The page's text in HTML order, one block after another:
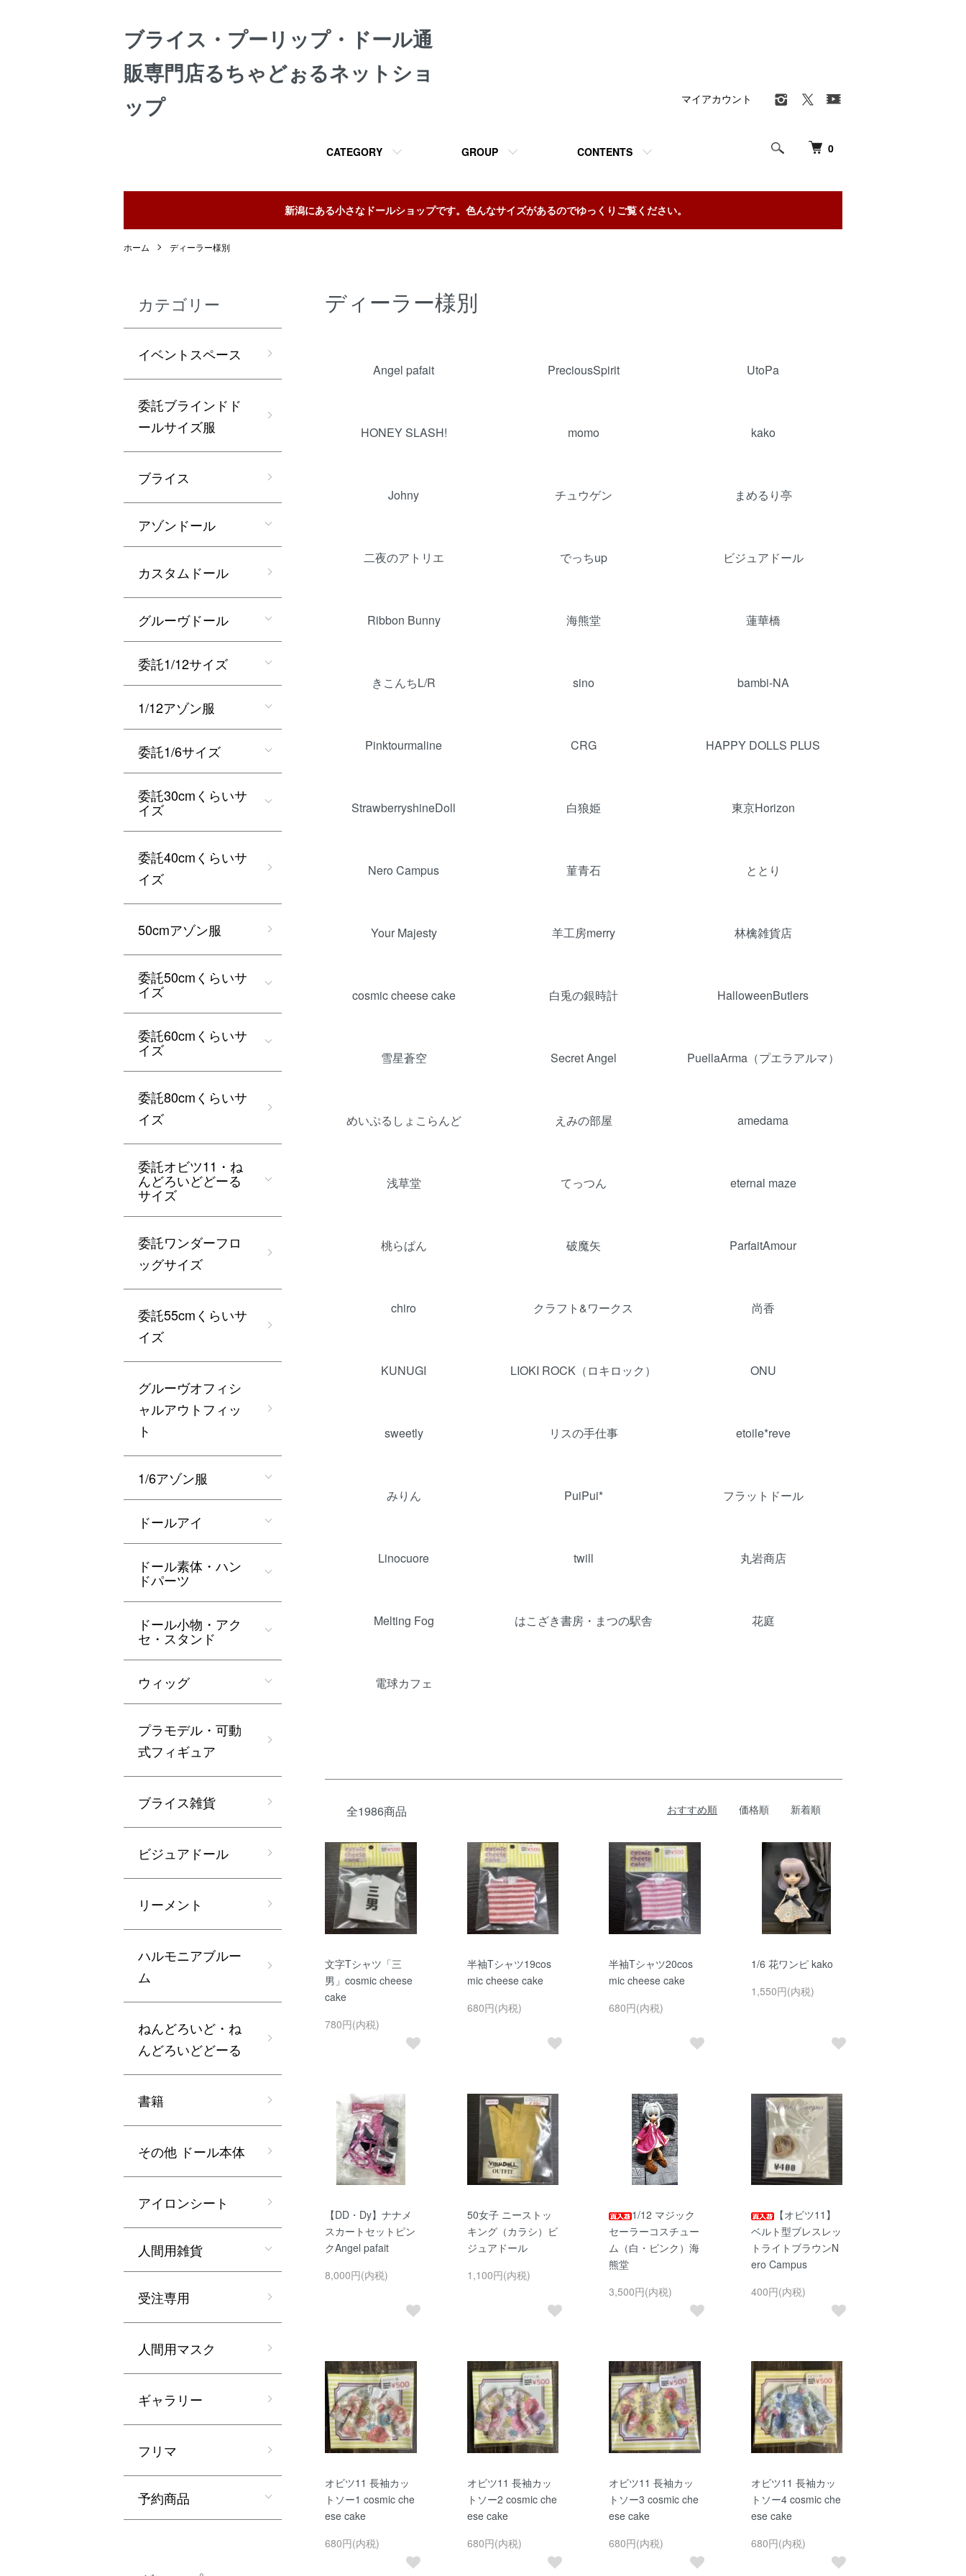
ブライス・プーリップ・ドール通
販専門店るちゃどぉるネットショ
ップ
0
CATEGORY GROUP CONTENTS
マイアカウント
新潟にある小さなドールショップです。色んなサイズがあるのでゆっくりご覧ください。
ホーム ディーラー様別
ディーラー様別
Angel pafait
PreciousSpirit UtoPa
HONEY SLASH! momo kako
Johny チュウゲン まめるり亭
二夜のアトリエ でっちup ビジュアドール
Ribbon Bunny 海熊堂 蓮華橋
きこんちL/R sino bambi-NA
Pinktourmaline CRG HAPPY DOLLS PLUS
StrawberryshineDoll 白狼姫 東京Horizon
Nero Campus 菫青石 ととり
Your Majesty 羊工房merry 林檎雑貨店
cosmic cheese cake 白兎の銀時計 HalloweenButlers
雪星蒼空 Secret Angel PuellaArma（プエラアルマ）
めいぷるしょこらんど えみの部屋 amedama
浅草堂 てっつん eternal maze
桃らぱん 破魔矢 ParfaitAmour
chiro クラフト&ワークス 尚香
KUNUGI LIOKI ROCK（ロキロック） ONU
sweetly リスの手仕事 etoile*reve
みりん PuiPui* フラットドール
Linocuore twill 丸岩商店
Melting Fog はこざき書房・まつの駅舎 花庭
電球カフェ
全1986商品 おすすめ順 価格順 新着順
文字Tシャツ「三
男」cosmic cheese
cake
780円(内税)
半袖Tシャツ19cos
mic cheese cake
680円(内税)
半袖Tシャツ20cos
mic cheese cake
680円(内税)
1/6 花ワンピ kako
1,550円(内税)
【DD・Dy】ナナメ
スカートセットピン
クAngel pafait
8,000円(内税)
50女子 ニーストッ
キング（カラシ）ビ
ジュアドール
1,100円(内税)
1/12 マジック
セーラーコスチュー
ム（白・ピンク）海
熊堂
3,500円(内税)
【オビツ11】
ベルト型ブレスレッ
トライトブラウンN
ero Campus
400円(内税)
オビツ11 長袖カッ
トソー1 cosmic che
ese cake
680円(内税)
オビツ11 長袖カッ
トソー2 cosmic che
ese cake
680円(内税)
オビツ11 長袖カッ
トソー3 cosmic che
ese cake
680円(内税)
オビツ11 長袖カッ
トソー4 cosmic che
ese cake
680円(内税)
カテゴリー
イベントスペース
委託ブラインドド
ールサイズ服
ブライス
アゾンドール
カスタムドール
グルーヴドール
委託1/12サイズ
1/12アゾン服
委託1/6サイズ
委託30cmくらいサ
イズ
委託40cmくらいサ
イズ
50cmアゾン服
委託50cmくらいサ
イズ
委託60cmくらいサ
イズ
委託80cmくらいサ
イズ
委託オビツ11・ね
んどろいどどーる
サイズ
委託ワンダーフロ
ッグサイズ
委託55cmくらいサ
イズ
グルーヴオフィシ
ャルアウトフィッ
ト
1/6アゾン服
ドールアイ
ドール素体・ハン
ドパーツ
ドール小物・アク
セ・スタンド
ウィッグ
プラモデル・可動
式フィギュア
ブライス雑貨
ビジュアドール
リーメント
ハルモニアブルー
ム
ねんどろいど・ね
んどろいどどーる
書籍
その他 ドール本体
アイロンシート
人間用雑貨
受注専用
人間用マスク
ギャラリー
フリマ
予約商品